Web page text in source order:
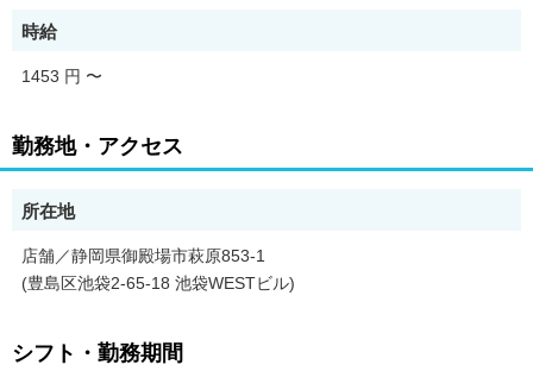
時給
1453 円 〜
勤務地・アクセス
所在地
店舗／静岡県御殿場市萩原853-1
(豊島区池袋2-65-18 池袋WESTビル)
シフト・勤務期間